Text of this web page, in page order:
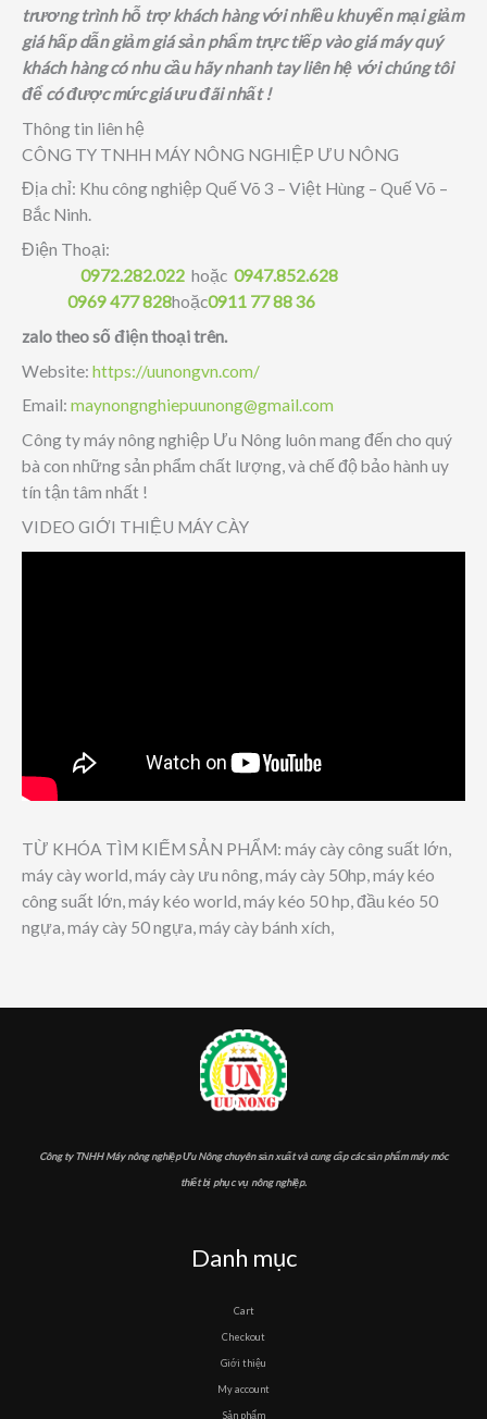
trương trình hỗ trợ khách hàng với nhiều khuyến mại giảm
giá hấp dẫn giảm giá sản phẩm trực tiếp vào giá máy quý
khách hàng có nhu cầu hãy nhanh tay liên hệ với chúng tôi
để có được mức giá ưu đãi nhất !
Thông tin liên hệ
CÔNG TY TNHH MÁY NÔNG NGHIỆP ƯU NÔNG
Địa chỉ: Khu công nghiệp Quế Võ 3 – Việt Hùng – Quế Võ –
Bắc Ninh.
Điện Thoại:
0972.282.022 hoặc 0947.852.628
0969 477 828hoặc0911 77 88 36
zalo theo số điện thoại trên.
Website: https://uunongvn.com/
Email: maynongnghiepuunong@gmail.com
Công ty máy nông nghiệp Ưu Nông luôn mang đến cho quý
bà con những sản phẩm chất lượng, và chế độ bảo hành uy
tín tận tâm nhất !
VIDEO GIỚI THIỆU MÁY CÀY
TỪ KHÓA TÌM KIẾM SẢN PHẨM: máy cày công suất lớn,
máy cày world, máy cày ưu nông, máy cày 50hp, máy kéo
công suất lớn, máy kéo world, máy kéo 50 hp, đầu kéo 50
ngựa, máy cày 50 ngựa, máy cày bánh xích,
Công ty TNHH Máy nông nghiệp Ưu Nông chuyên sản xuất và cung cấp các sản phẩm máy móc
thiết bị phục vụ nông nghiệp.
Danh mục
Cart
Checkout
Giới thiệu
My account
Sản phẩm